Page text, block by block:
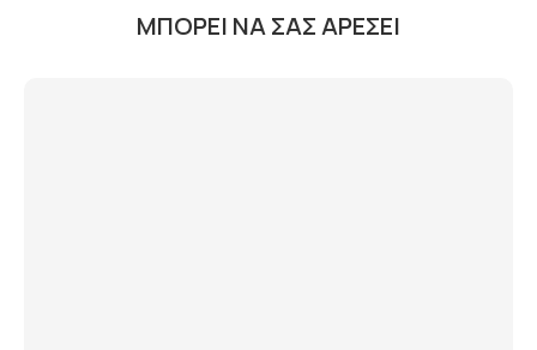
ΜΠΟΡΕΊ ΝΑ ΣΑΣ ΑΡΈΣΕΙ